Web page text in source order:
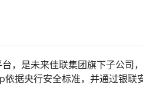
，是未来佳联集团旗下子公司
据央行安全标准，并通过银联